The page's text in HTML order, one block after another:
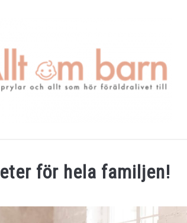
GRAVIDITETSKALENDER OM MIG
för hela familjen!